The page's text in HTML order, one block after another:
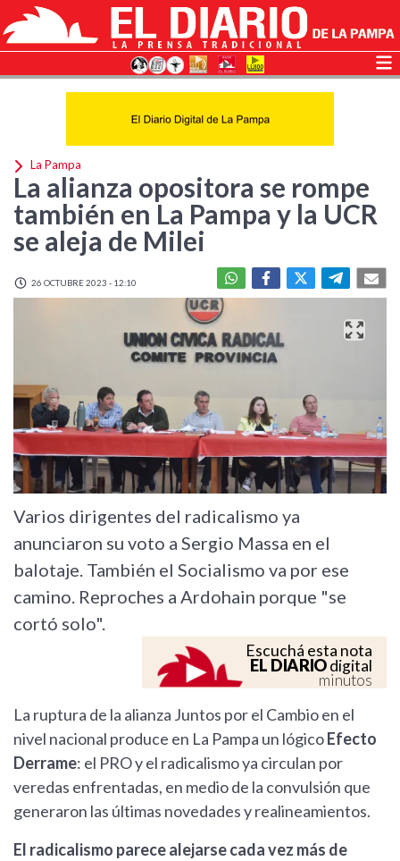
La Pampa
La alianza opositora se rompe
también en La Pampa y la UCR
se aleja de Milei
26 OCTUBRE 2023 - 12:10
Varios dirigentes del radicalismo ya
anunciaron su voto a Sergio Massa en el
balotaje. También el Socialismo va por ese
camino. Reproches a Ardohain porque "se
cortó solo".
Escuchá esta nota
EL DIARIOdigital
minutos
La ruptura de la alianza Juntos por el Cambio en el
nivel nacional produce en La Pampa un lógicoEfecto
Derrame: el PRO y el radicalismo ya circulan por
veredas enfrentadas, en medio de la convulsión que
generaron las últimas novedades y realineamientos.
El radicalismo parece alejarse cada vez más de